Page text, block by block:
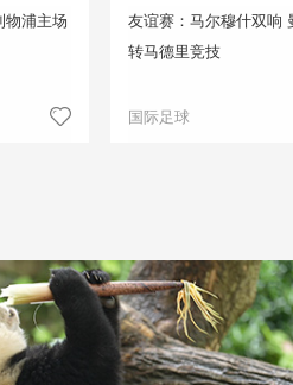
物浦主场
友谊赛：马尔穆什双响
转马德里竞技
国际足球